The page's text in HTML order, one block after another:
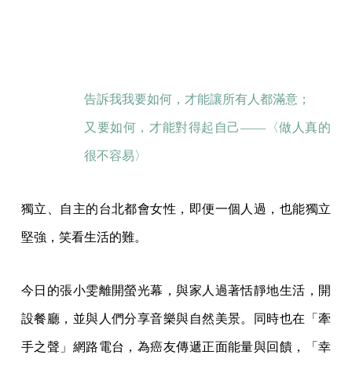
告訴我我要如何，才能讓所有人都滿意；
又要如何，才能對得起自己——〈做人真的
很不容易〉
獨立、自主的台北都會女性，即便一個人過，也能獨立
堅強，笑看生活的難。
今日的張小雯離開螢光幕，與家人過著恬靜地生活，開
設餐廳，並與人們分享音樂與自然美景。同時也在「牽
手之聲」網路電台，為癌友傳遞正面能量與回饋，「幸